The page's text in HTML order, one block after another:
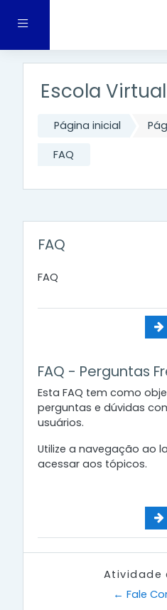
Painel lateral
Escola
Página inicial
FAQ
FAQ
FAQ
FAQ - Perguntas
Esta FAQ tem como
perguntas e dúvidas
usuários.
Utilize a navegação ao
acessar aos tópicos.
Atividade
← Fale